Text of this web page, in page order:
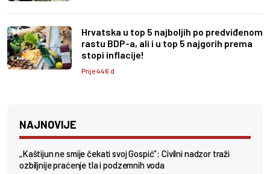
Hrvatska u top 5 najboljih po predviđenom
rastu BDP-a, ali i u top 5 najgorih prema
stopi inflacije!
Prije 446 d
NAJNOVIJE
„Kaštijun ne smije čekati svoj Gospić“: Civilni nadzor traži
ozbiljnije praćenje tla i podzemnih voda